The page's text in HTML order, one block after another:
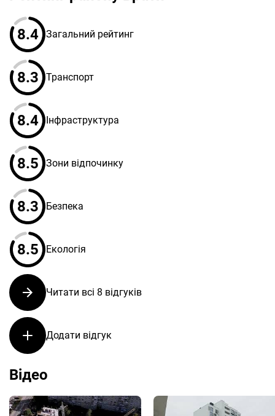
8.4 Загальний рейтинг
8.3 Транспорт
8.4 Інфраструктура
8.5 Зони відпочинку
8.3 Безпека
8.5 Екологія
Читати всі 8 відгуків
Додати відгук
Відео